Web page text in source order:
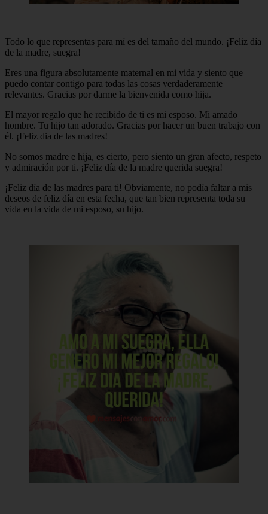
Todo lo que representas para mí es del tamaño del mundo. ¡Feliz día
de la madre, suegra!
Eres una figura absolutamente maternal en mi vida y siento que
puedo contar contigo para todas las cosas verdaderamente
relevantes. Gracias por darme la bienvenida como hija.
El mayor regalo que he recibido de ti es mi esposo. Mi amado
hombre. Tu hijo tan adorado. Gracias por hacer un buen trabajo con
él. ¡Feliz dia de las madres!
No somos madre e hija, es cierto, pero siento un gran afecto, respeto
y admiración por ti. ¡Feliz día de la madre querida suegra!
¡Feliz día de las madres para ti! Obviamente, no podía faltar a mis
deseos de feliz día en esta fecha, que tan bien representa toda su
vida en la vida de mi esposo, su hijo.